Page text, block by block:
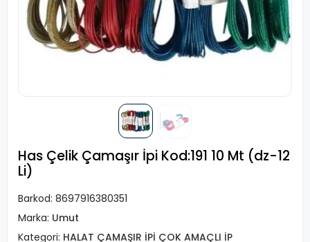
Has Çelik Çamaşır İpi Kod:191 10 Mt (dz-12
Li)
Barkod: 8697916380351
Marka: Umut
Kategori: HALAT ÇAMAŞIR İPİ ÇOK AMAÇLI İP